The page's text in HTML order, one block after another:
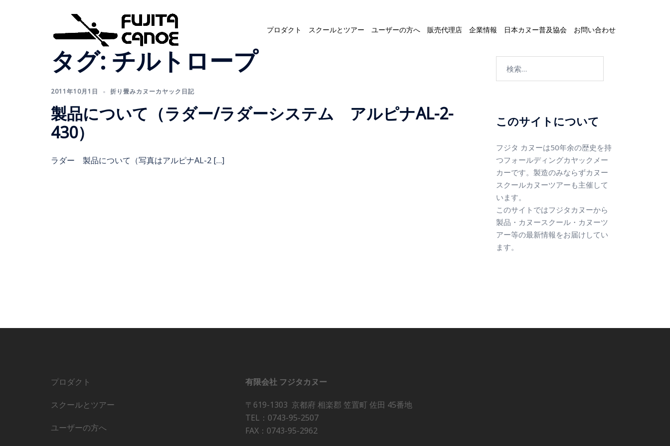
プロダクト スクールとツアー ユーザーの方へ 販売代理店 企業情報 日本カヌー普及協会 お問い合わせ
タグ: チルトロープ
2011年10月1日 折り畳みカヌーカヤック日記
製品について（ラダー/ラダーシステム アルピナAL-2-
430）
ラダー 製品について（写真はアルピナAL-2 […]
このサイトについて
フジタ カヌーは50年余の歴史を持
つフォールディングカヤックメー
カーです。製造のみならずカヌー
スクールカヌーツアーも主催して
います。
このサイトではフジタカヌーから
製品・カヌースクール・カヌーツ
アー等の最新情報をお届けしてい
ます。
プロダクト
スクールとツアー
ユーザーの方へ
有限会社 フジタカヌー
〒619-1303 京都府 相楽郡 笠置町 佐田 45番地
TEL：0743-95-2507
FAX：0743-95-2962